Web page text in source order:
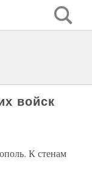
войск
К стенам